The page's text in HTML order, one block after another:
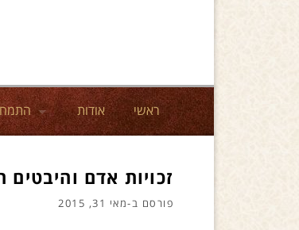
ראשי אודות
זכויות אדם
פורסם ב-מאי 31, 2015